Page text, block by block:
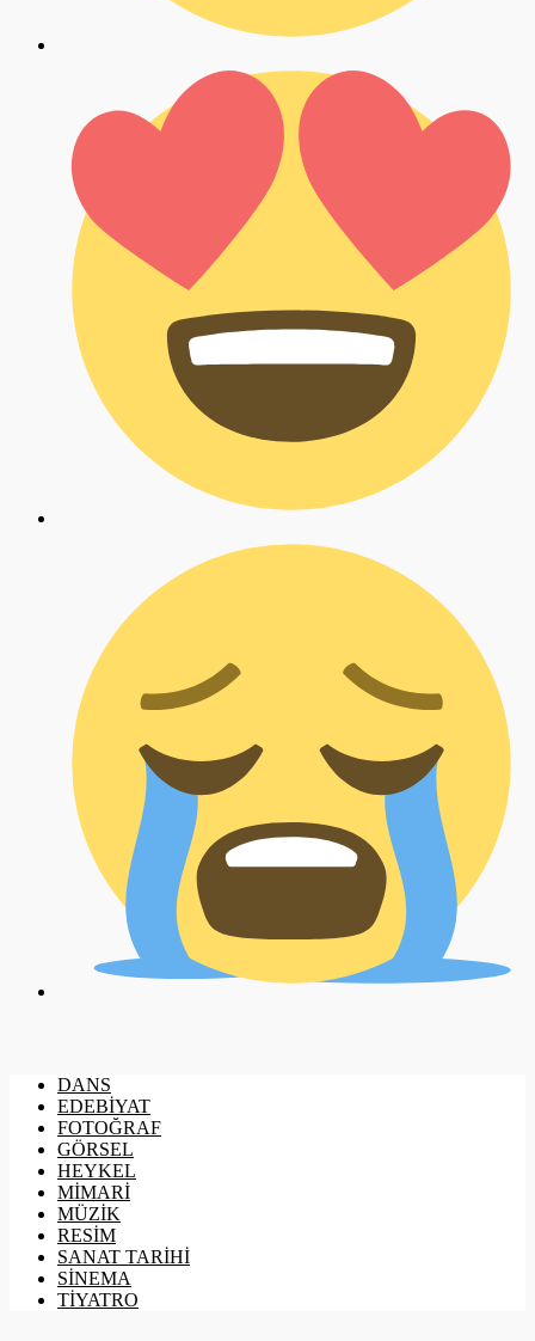
DANS
EDEBİYAT
FOTOĞRAF
GÖRSEL
HEYKEL
MİMARİ
MÜZİK
RESİM
SANAT TARİHİ
SİNEMA
TİYATRO